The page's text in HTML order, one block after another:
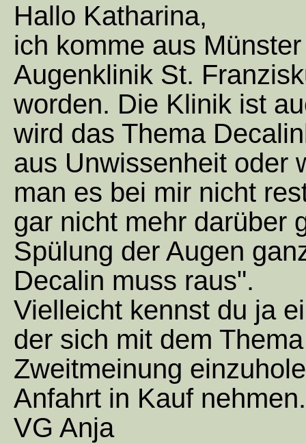
Hallo Katharina,
ich komme aus
Augenklinik St.
worden. Die Klinik ist
wird das Thema
aus Unwissenheit oder
man es bei mir nicht
gar nicht mehr darüber
Spülung der Augen
Decalin muss raus".
Vielleicht kennst du ja
der sich mit dem
Zweitmeinung
Anfahrt in Kauf nehmen.
VG Anja